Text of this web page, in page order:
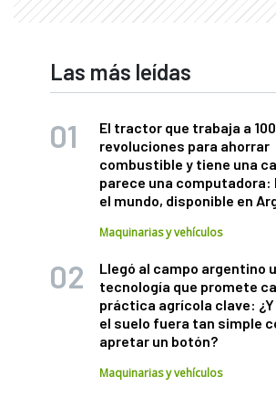
Las más leídas
El tractor que trabaja a
revoluciones para ahorrar
combustible y tiene una
parece una computadora:
el mundo, disponible en
Maquinarias y vehículos
Llegó al campo argentino
tecnología que promete
práctica agrícola clave:
el suelo fuera tan simple
apretar un botón?
Maquinarias y vehículos